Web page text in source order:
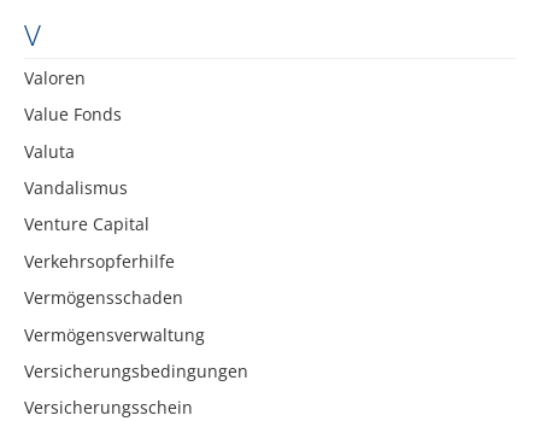
V
Valoren
Value Fonds
Valuta
Vandalismus
Venture Capital
Verkehrsopferhilfe
Vermögensschaden
Vermögensverwaltung
Versicherungsbedingungen
Versicherungsschein